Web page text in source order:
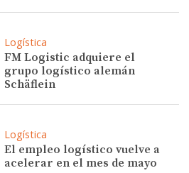
Logística
FM Logistic adquiere el
grupo logístico alemán
Schäflein
Logística
El empleo logístico vuelve a
acelerar en el mes de mayo